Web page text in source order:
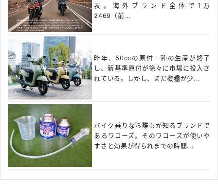
表。海外ブランド全体で1万
2469（前...
昨年、50ccの原付一種の生産が終了
し、新基準原付が徐々に市場に投入さ
れている。しかし、まだ機種が少...
バイク乗りなら誰もが知るブランドで
あるワコーズ。そのワコーズが使いや
すさと効果が得られまでの時間...